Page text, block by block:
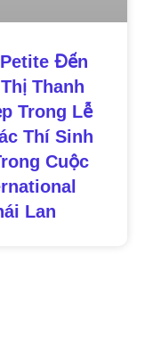
Đến
Thanh
Trong Lễ
Thí Sinh
Cuộc
Lan